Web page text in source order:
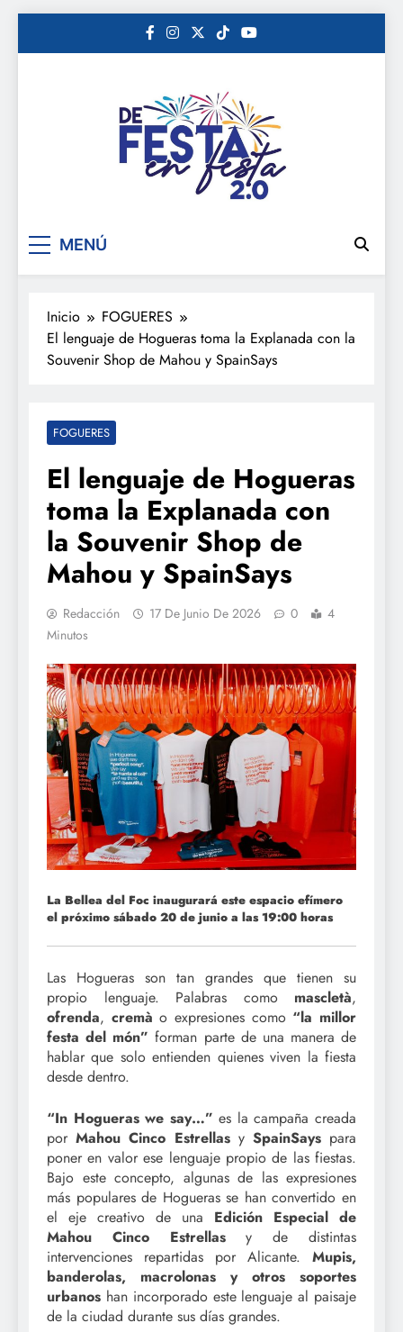
De festa en festa 2.0
MENÚ
Inicio
FOGUERES
El lenguaje de Hogueras toma la Explanada con la
Souvenir Shop de Mahou y SpainSays
FOGUERES
El lenguaje de Hogueras
toma la Explanada con
la Souvenir Shop de
Mahou y SpainSays
Redacción 17 De Junio De 2026 0
4
Minutos
La Bellea del Foc inaugurará este espacio efímero
el próximo sábado 20 de junio a las 19:00 horas
Las Hogueras son tan grandes que tienen su
propio lenguaje. Palabras como mascletà,
ofrenda, cremà o expresiones como “la millor
festa del món” forman parte de una manera de
hablar que solo entienden quienes viven la fiesta
desde dentro.
“In Hogueras we say…” es la campaña creada
porMahou Cinco Estrellasy SpainSayspara
poner en valor ese lenguaje propio de las fiestas.
Bajo este concepto, algunas de las expresiones
más populares de Hogueras se han convertido en
el eje creativo de una Edición Especial de
Mahou Cinco Estrellasy de distintas
intervenciones repartidas por Alicante. Mupis,
banderolas, macrolonas y otros soportes
urbanos han incorporado este lenguaje al paisaje
de la ciudad durante sus días grandes.